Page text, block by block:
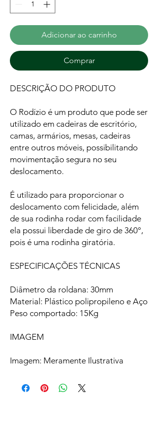
Adicionar ao carrinho
Comprar
DESCRIÇÃO DO PRODUTO
O Rodízio é um produto que pode ser
utilizado em cadeiras de escritório,
camas, armários, mesas, cadeiras
entre outros móveis, possibilitando
movimentação segura no seu
deslocamento.
É utilizado para proporcionar o
deslocamento com felicidade, além
de sua rodinha rodar com facilidade
ela possui liberdade de giro de 360°,
pois é uma rodinha giratória.
ESPECIFICAÇÕES TÉCNICAS
Diâmetro da roldana: 30mm
Material: Plástico polipropileno e Aço
Peso comportado: 15Kg
IMAGEM
Imagem: Meramente Ilustrativa